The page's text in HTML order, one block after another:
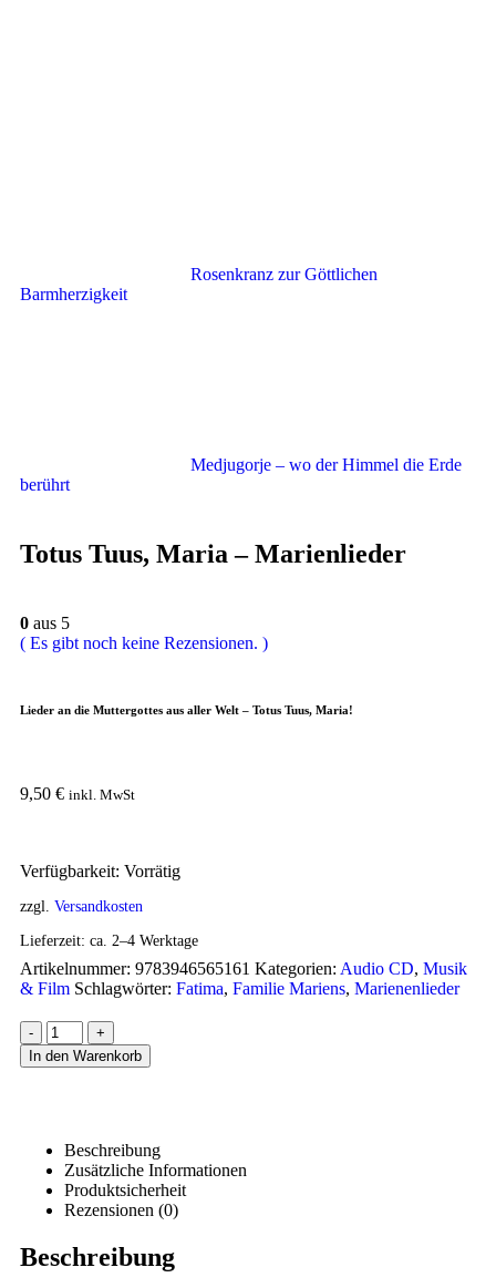
Rosenkranz zur Göttlichen
Barmherzigkeit
Medjugorje – wo der Himmel die Erde
berührt
Totus Tuus, Maria – Marienlieder
0 aus 5
( Es gibt noch keine Rezensionen. )
Lieder an die Muttergottes aus aller Welt – Totus Tuus, Maria!
9,50 € inkl. MwSt
Verfügbarkeit: Vorrätig
zzgl. Versandkosten
Lieferzeit: ca. 2–4 Werktage
Artikelnummer: 9783946565161 Kategorien: Audio CD, Musik
& Film Schlagwörter: Fatima, Familie Mariens, Marienenlieder
-
+
In den Warenkorb
Beschreibung
Zusätzliche Informationen
Produktsicherheit
Rezensionen (0)
Beschreibung